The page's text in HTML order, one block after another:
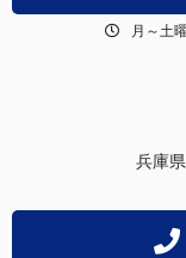
月～土
兵庫